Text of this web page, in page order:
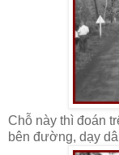
Chỗ này thì đoán
bên đường, dạy